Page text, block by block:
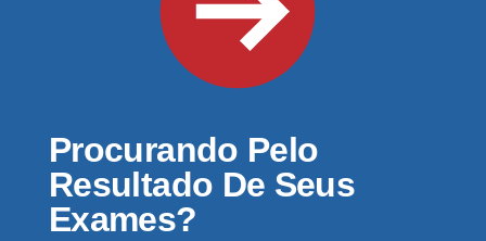
Procurando Pelo
Resultado De Seus
Exames?